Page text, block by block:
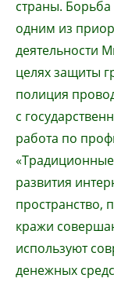
страны. Борьба
одним из
деятельности
целях защиты
полиция
с
работа по
развития
пространство,
кражи
используют
денежных